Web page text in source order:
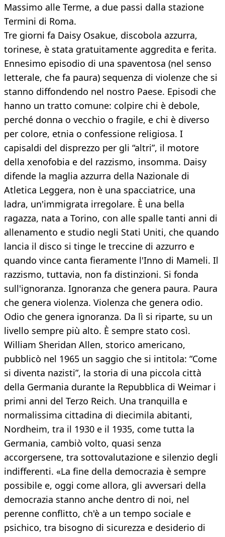
Massimo alle Terme, a due passi dalla stazione
Termini di Roma.
Tre giorni fa Daisy Osakue, discobola azzurra,
torinese, è stata gratuitamente aggredita e ferita.
Ennesimo episodio di una spaventosa (nel senso
letterale, che fa paura) sequenza di violenze che si
stanno diffondendo nel nostro Paese. Episodi che
hanno un tratto comune: colpire chi è debole,
perché donna o vecchio o fragile, e chi è diverso
per colore, etnia o confessione religiosa. I
capisaldi del disprezzo per gli “altri”, il motore
della xenofobia e del razzismo, insomma. Daisy
difende la maglia azzurra della Nazionale di
Atletica Leggera, non è una spacciatrice, una
ladra, un'immigrata irregolare. È una bella
ragazza, nata a Torino, con alle spalle tanti anni di
allenamento e studio negli Stati Uniti, che quando
lancia il disco si tinge le treccine di azzurro e
quando vince canta fieramente l'Inno di Mameli. Il
razzismo, tuttavia, non fa distinzioni. Si fonda
sull'ignoranza. Ignoranza che genera paura. Paura
che genera violenza. Violenza che genera odio.
Odio che genera ignoranza. Da lì si riparte, su un
livello sempre più alto. È sempre stato così.
William Sheridan Allen, storico americano,
pubblicò nel 1965 un saggio che si intitola: “Come
si diventa nazisti”, la storia di una piccola città
della Germania durante la Repubblica di Weimar i
primi anni del Terzo Reich. Una tranquilla e
normalissima cittadina di diecimila abitanti,
Nordheim, tra il 1930 e il 1935, come tutta la
Germania, cambiò volto, quasi senza
accorgersene, tra sottovalutazione e silenzio degli
indifferenti. «La fine della democrazia è sempre
possibile e, oggi come allora, gli avversari della
democrazia stanno anche dentro di noi, nel
perenne conflitto, ch'è a un tempo sociale e
psichico, tra bisogno di sicurezza e desiderio di